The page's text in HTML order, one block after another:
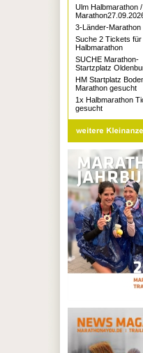
Ulm Halbmarathon /
3-Länder-Marathon
Suche 2 Tickets für
Halbmarathon
SUCHE Marathon-
Startzplatz
HM Startplatz
Marathon gesucht
1x Halbmarathon
gesucht